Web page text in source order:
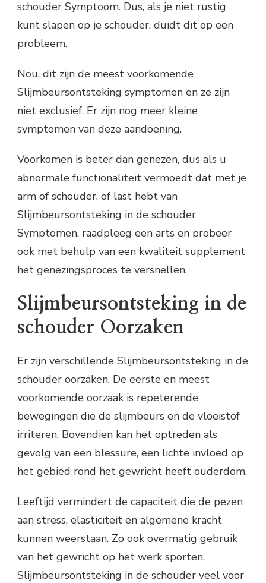
schouder Symptoom. Dus, als je niet rustig
kunt slapen op je schouder, duidt dit op een
probleem.
Nou, dit zijn de meest voorkomende
Slijmbeursontsteking symptomen en ze zijn
niet exclusief. Er zijn nog meer kleine
symptomen van deze aandoening.
Voorkomen is beter dan genezen, dus als u
abnormale functionaliteit vermoedt dat met je
arm of schouder, of last hebt van
Slijmbeursontsteking in de schouder
Symptomen, raadpleeg een arts en probeer
ook met behulp van een kwaliteit supplement
het genezingsproces te versnellen.
Slijmbeursontsteking in de
schouder Oorzaken
Er zijn verschillende Slijmbeursontsteking in de
schouder oorzaken. De eerste en meest
voorkomende oorzaak is repeterende
bewegingen die de slijmbeurs en de vloeistof
irriteren. Bovendien kan het optreden als
gevolg van een blessure, een lichte invloed op
het gebied rond het gewricht heeft ouderdom.
Leeftijd vermindert de capaciteit die de pezen
aan stress, elasticiteit en algemene kracht
kunnen weerstaan. Zo ook overmatig gebruik
van het gewricht op het werk sporten.
Slijmbeursontsteking in de schouder veel voor